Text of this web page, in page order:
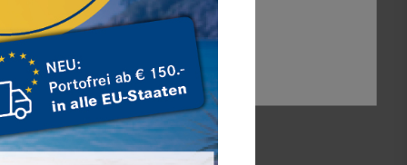
2367-2506E
4044713099544
3 - 5 Werktage (Inland)
mbH,
,info@lindner-original.de
Auswahl akzeptieren